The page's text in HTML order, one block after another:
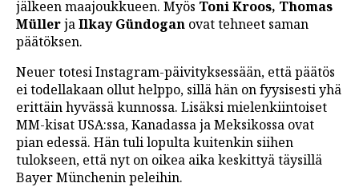
jälkeen maajoukkueen. Myös Toni Kroos, Thomas
MüllerjaIlkay Gündogan ovat tehneet saman
päätöksen.
Neuer totesi Instagram-päivityksessään, että päätös
ei todellakaan ollut helppo, sillä hän on fyysisesti yhä
erittäin hyvässä kunnossa. Lisäksi mielenkiintoiset
MM-kisat USA:ssa, Kanadassa ja Meksikossa ovat
pian edessä. Hän tuli lopulta kuitenkin siihen
tulokseen, että nyt on oikea aika keskittyä täysillä
Bayer Münchenin peleihin.